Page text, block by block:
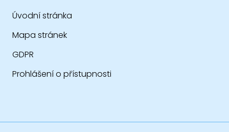
Úvodní stránka
Mapa stránek
GDPR
Prohlášení o přístupnosti